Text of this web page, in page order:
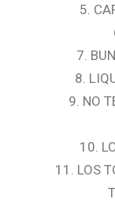
5.
7.
8.
9. NO
10.
11. LOS